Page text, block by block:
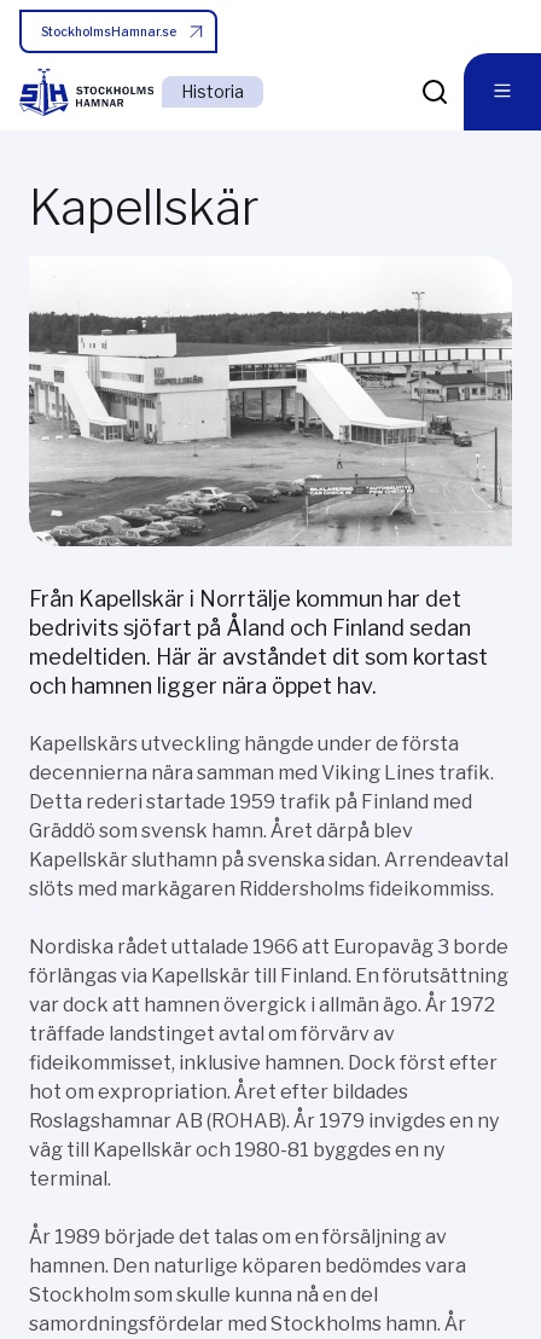
StockholmsHamnar.se
Historia
Kapellskär
Från Kapellskär i Norrtälje kommun har det
bedrivits sjöfart på Åland och Finland sedan
medeltiden. Här är avståndet dit som kortast
och hamnen ligger nära öppet hav.
Kapellskärs utveckling hängde under de första
decennierna nära samman med Viking Lines trafik.
Detta rederi startade 1959 trafik på Finland med
Gräddö som svensk hamn. Året därpå blev
Kapellskär sluthamn på svenska sidan. Arrendeavtal
slöts med markägaren Riddersholms fideikommiss.
Nordiska rådet uttalade 1966 att Europaväg 3 borde
förlängas via Kapellskär till Finland. En förutsättning
var dock att hamnen övergick i allmän ägo. År 1972
träffade landstinget avtal om förvärv av
fideikommisset, inklusive hamnen. Dock först efter
hot om expropriation. Året efter bildades
Roslagshamnar AB (ROHAB). År 1979 invigdes en ny
väg till Kapellskär och 1980-81 byggdes en ny
terminal.
År 1989 började det talas om en försäljning av
hamnen. Den naturlige köparen bedömdes vara
Stockholm som skulle kunna nå en del
samordningsfördelar med Stockholms hamn. År